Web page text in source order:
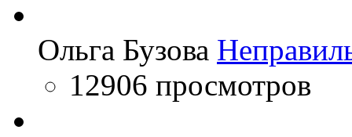
Ольга Бузова
12906 просмотров